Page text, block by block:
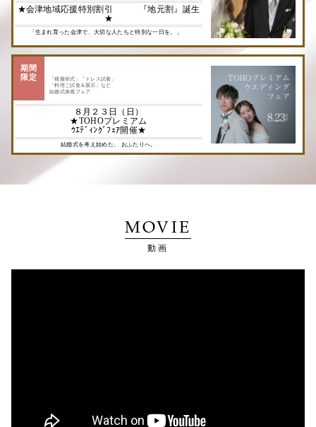
★会津地域応援特別割引 『地元割』誕生
★
「生まれ育った会津で、大切な人たちと特別な一日を。」
期間
限定
「模擬挙式」「ドレス試着」
「料理ご試食＆展示」など
結婚式体感フェア
８月２３日（日）
★TOHOプレミアム
ｳｴﾃﾞｨﾝｸﾞﾌｪｱ開催★
結婚式を考え始めた、 おふたりへ。
MOVIE
動画